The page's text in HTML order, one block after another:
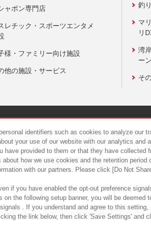
ャポン専門店
レチック・スポーツエンタメ
様・ファミリー向け施設
他の施設・サービス
釣
マ
リ
湾
ー
そ
食品のご
identifiers such as cookies to analyze our
your use of our website with our analytics and
have provided to them or that they have
about how we use cookies and the retention
with our partners. Please click [Do Not
if you have enabled the opt-out preference
on the following setup banner, you will be
. If you understand and agree to this
the link below, then click 'Save Settings' and